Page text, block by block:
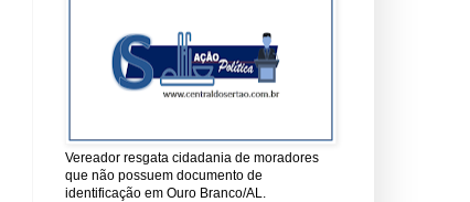
Vereador resgata cidadania de moradores
que não possuem documento de
identificação em Ouro Branco/AL.